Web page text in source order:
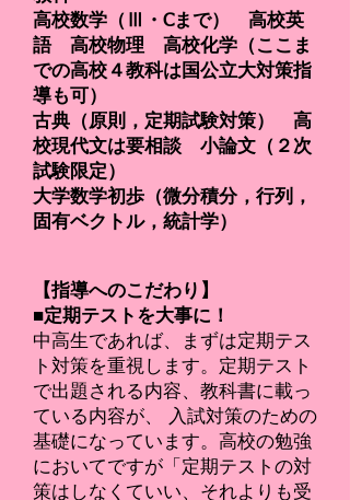
高校数学（Ⅲ・Cまで） 高校英
語 高校物理 高校化学（ここま
での高校４教科は国公立大対策指
導も可）
古典（原則，定期試験対策） 高
校現代文は要相談 小論文（２次
試験限定）
大学数学初歩（微分積分，行列，
固有ベクトル，統計学）
【指導へのこだわり】
■定期テストを大事に！
中高生であれば、まずは定期テス
ト対策を重視します。定期テスト
で出題される内容、教科書に載っ
ている内容が、 入試対策のための
基礎になっています。高校の勉強
においてですが「定期テストの対
策はしなくていい、それよりも受